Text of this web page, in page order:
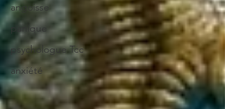
angoisse
panique
psychologue Tcc
anxiété